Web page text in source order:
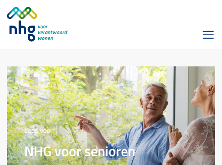
Lees voor
NHG voor senioren